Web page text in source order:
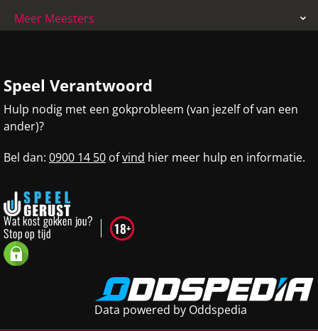
Meer Meesters
Speel Verantwoord
Hulp nodig met een gokprobleem (van jezelf of van een
ander)?
Bel dan: 0900 14 50 ofvind hier meer hulp en informatie.
Data powered by Oddspedia